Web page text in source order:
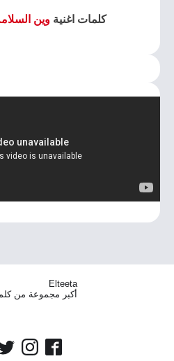
كلمات اغنية وين
Elteeta
أكبر مجموعة من